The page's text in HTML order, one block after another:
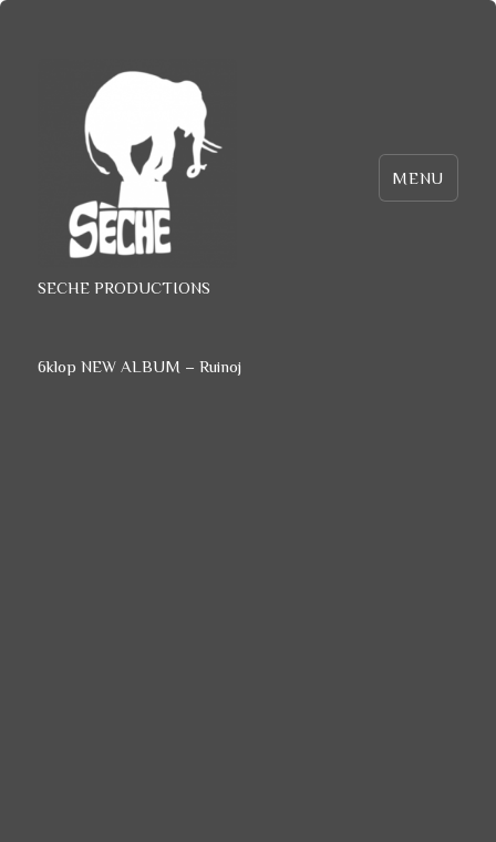
SECHE PRODUCTIONS
MENU
6klop NEW ALBUM – Ruinoj